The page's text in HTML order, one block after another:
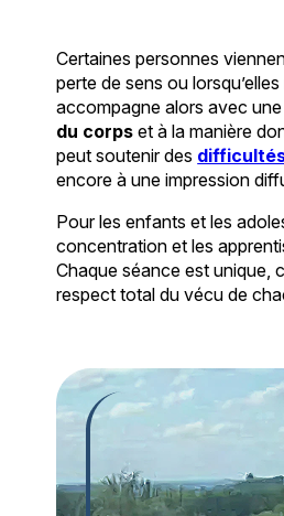
Certaines personnes
perte de sens ou
accompagne alors avec
du corps et à la manière
peut soutenir des
encore à une impression
Pour les enfants et les
concentration et les
Chaque séance est unique,
respect total du vécu de